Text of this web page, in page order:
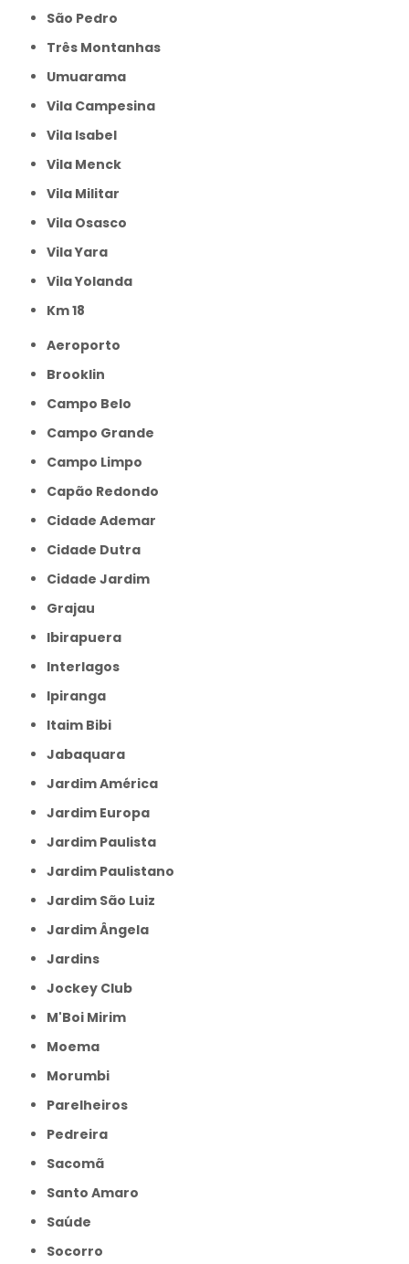
São Pedro
Três Montanhas
Umuarama
Vila Campesina
Vila Isabel
Vila Menck
Vila Militar
Vila Osasco
Vila Yara
Vila Yolanda
km 18
Aeroporto
Brooklin
Campo Belo
Campo Grande
Campo Limpo
Capão Redondo
Cidade Ademar
Cidade Dutra
Cidade Jardim
Grajau
Ibirapuera
Interlagos
Ipiranga
Itaim Bibi
Jabaquara
Jardim América
Jardim Europa
Jardim Paulista
Jardim Paulistano
Jardim São Luiz
Jardim Ângela
Jardins
Jockey Club
M'Boi Mirim
Moema
Morumbi
Parelheiros
Pedreira
Sacomã
Santo Amaro
Saúde
Socorro